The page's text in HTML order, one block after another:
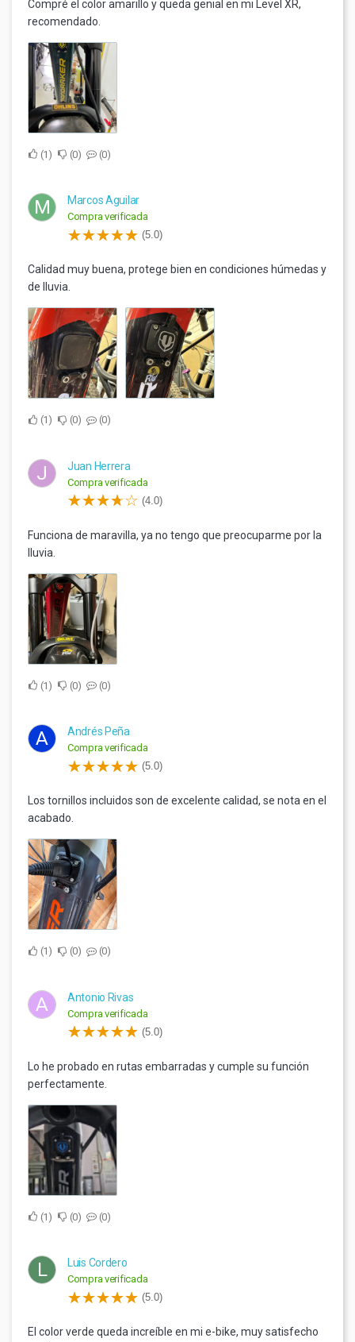
Compré el color amarillo y queda genial en mi Level XR,
recomendado.
1 0 0
M Marcos Aguilar
Compra verificada
(5.0)
Calidad muy buena, protege bien en condiciones húmedas y
de lluvia.
1 0 0
J Juan Herrera
Compra verificada
(4.0)
Funciona de maravilla, ya no tengo que preocuparme por la
lluvia.
1 0 0
A Andrés Peña
Compra verificada
(5.0)
Los tornillos incluidos son de excelente calidad, se nota en el
acabado.
1 0 0
A Antonio Rivas
Compra verificada
(5.0)
Lo he probado en rutas embarradas y cumple su función
perfectamente.
1 0 0
L Luis Cordero
Compra verificada
(5.0)
El color verde queda increíble en mi e-bike, muy satisfecho